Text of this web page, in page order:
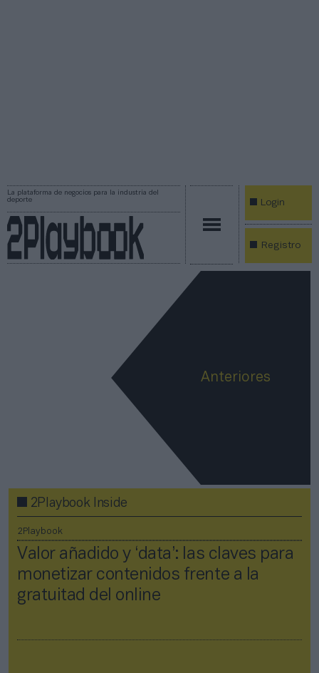
La plataforma de negocios para la industria del
deporte
Login
Registro
Anteriores
2Playbook Inside
2Playbook
Valor añadido y ‘data’: las claves para
monetizar contenidos frente a la
gratuitad del online